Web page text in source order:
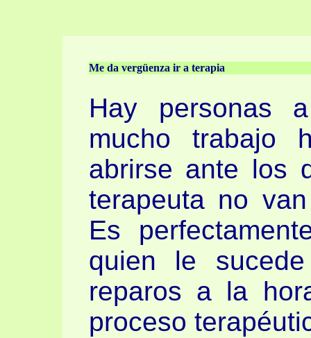
Me da vergüenza ir a terapia
Hay personas
mucho trabajo
abrirse ante los
terapeuta no
Es
quien le
reparos a la
proceso